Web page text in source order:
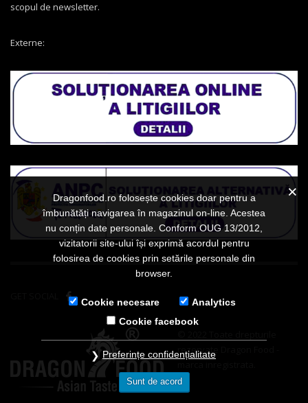
scopul de newsletter.
Externe:
rezervate Dragon Food -
Dragonfood.ro folosește cookies doar pentru a
îmbunătăți navigarea în magazinul on-line. Acestea
nu conțin date personale. Conform OUG 13/2012,
vizitatorii site-ului își exprimă acordul pentru
folosirea de cookies prin setările personale din
browser.
Cookie necesare
Analytics
Cookie facebook
Preferințe confidențialitate
Sunt de acord